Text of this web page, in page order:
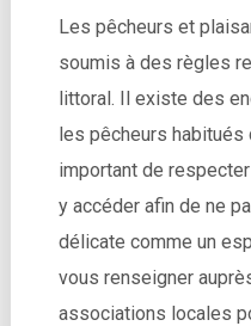
Les pêcheurs et
soumis à des règles
littoral. Il existe des
les pêcheurs
important de
y accéder afin de ne
délicate comme un
vous renseigner
associations locales